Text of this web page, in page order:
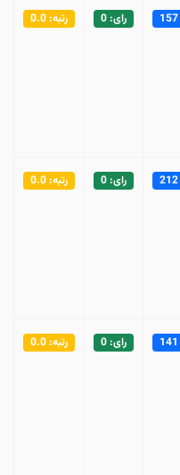
رای: 0 رتبه: 0.0
رای: 0 رتبه: 0.0
رای: 0 رتبه: 0.0